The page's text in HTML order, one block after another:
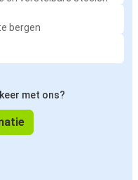
bergen
met ons?